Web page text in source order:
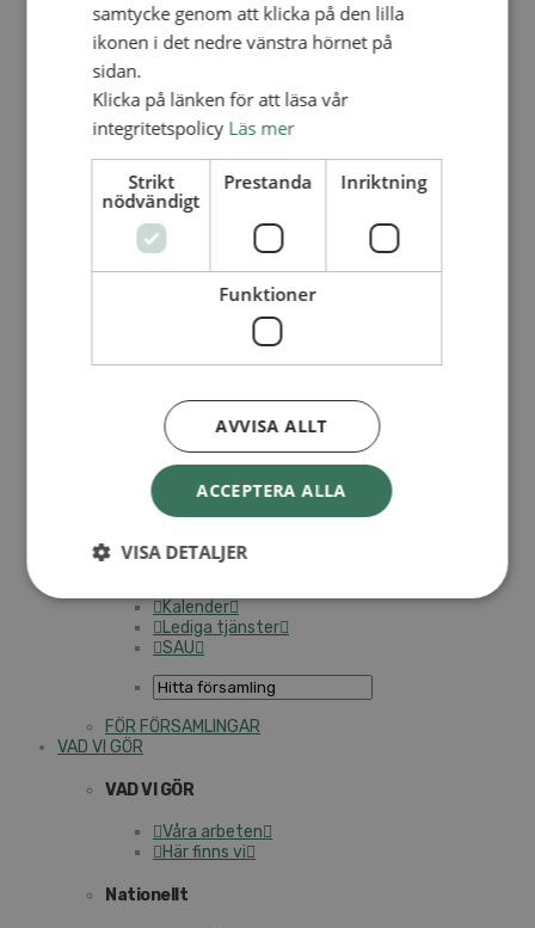
Lediga tjänster
FÖR FÖRSAMLINGAR
FÖRDJUPNING OCH UTVECKLING
Missionella initiativ
Smågrupper
Skapelse och miljö
Gudstjänst
Vänförsamling
Integrationsarbete
För barns bästa – överallt
Missionsinspiratörens verktygslåda
Redovisning och lönehantering
Kyrkoavgiften
LOGGA IN
Personalförsäkringar
SAMP – personalförbundet
Kalender
Lediga tjänster
SAU
FÖR FÖRSAMLINGAR
VAD VI GÖR
VAD VI GÖR
Våra arbeten
Här finns vi
Nationellt
samtycke genom att klicka på den lilla
ikonen i det nedre vänstra hörnet på
sidan.
Klicka på länken för att läsa vår
integritetspolicy Läs mer
Strikt
nödvändigt
Prestanda Inriktning
Funktioner
ACCEPTERA ALLA
AVVISA ALLT
VISA DETALJER